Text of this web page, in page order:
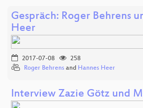
Gespräch: Roger Behrens
Heer
2017-07-08
258
Roger Behrens and Hannes Heer
Interview Zazie Götz und